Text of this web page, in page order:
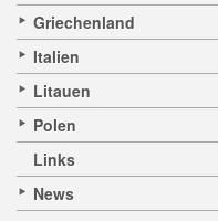
Griechenland
Italien
Litauen
Polen
Links
News